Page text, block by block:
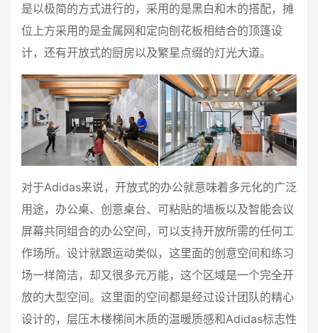
是以极简的方式进行的，采用的是黑白和木的搭配，摊
位上方采用的是金属网和定向刨花板相结合的顶篷设
计，还有开放式的厨房以及繁星点缀的灯光大道。
对于Adidas来说，开放式的办公就意味着多元化的广泛
用途，办公桌、创意桌台、可粘贴的墙板以及智能会议
屏幕共同组合的办公空间，可以支持开放所需的任何工
作场所。设计就跟运动类似，这里面的创意空间和练习
场一样简洁，却又很多元万能，这个区域是一个完全开
放的大型空间。这里面的空间都是经过设计团队的精心
设计的，层压木楼梯间木质的温暖质感和Adidas标志性